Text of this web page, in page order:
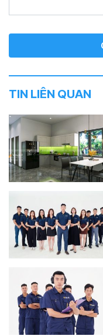
TIN LIÊN QUAN